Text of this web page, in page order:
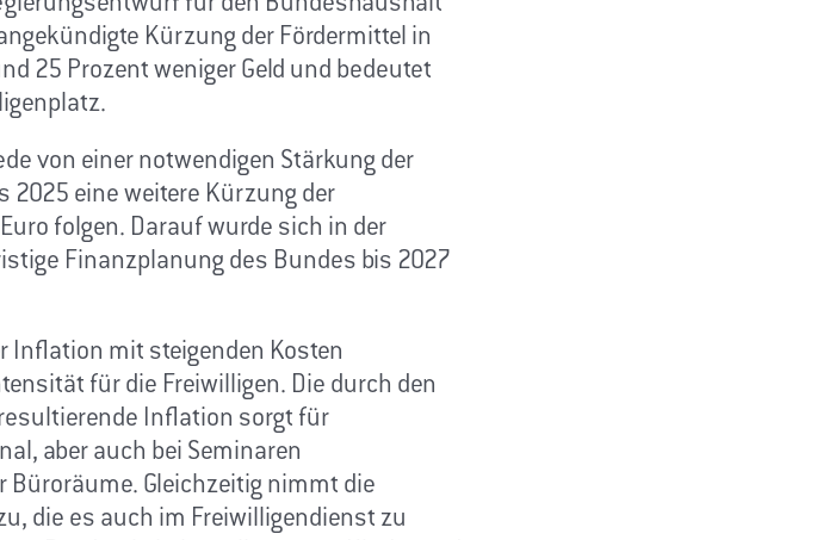
für den Bundeshaushalt
Kürzung der Fördermittel in
25 Prozent weniger Geld und bedeutet
von einer notwendigen Stärkung der
2025 eine weitere Kürzung der
folgen. Darauf wurde sich in der
Finanzplanung des Bundes bis 2027
Inflation mit steigenden Kosten
für die Freiwilligen. Die durch den
Inflation sorgt für
aber auch bei Seminaren
Büroräume. Gleichzeitig nimmt die
die es auch im Freiwilligendienst zu